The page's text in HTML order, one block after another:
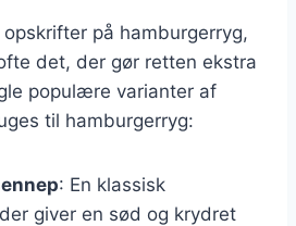
på hamburgerryg,
det, der gør retten ekstra
populære varianter af
til hamburgerryg:
: En klassisk
giver en sød og krydret